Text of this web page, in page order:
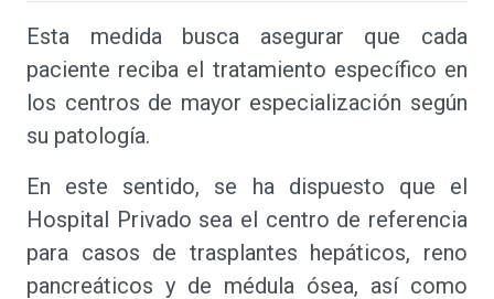
Esta medida busca asegurar que cada
paciente reciba el tratamiento específico en
los centros de mayor especialización según
su patología.
En este sentido, se ha dispuesto que el
Hospital Privado sea el centro de referencia
para casos de trasplantes hepáticos, reno
pancreáticos y de médula ósea, así como